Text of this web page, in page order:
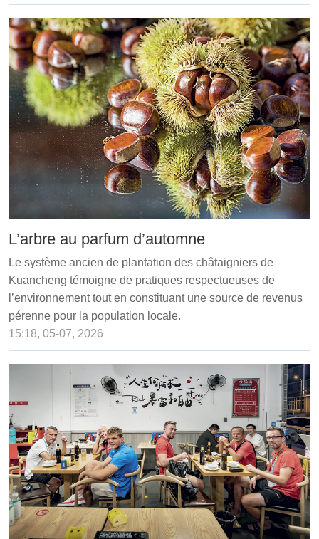
L’arbre au parfum d’automne
Le système ancien de plantation des châtaigniers de
Kuancheng témoigne de pratiques respectueuses de
l’environnement tout en constituant une source de revenus
pérenne pour la population locale.
15:18, 05-07, 2026